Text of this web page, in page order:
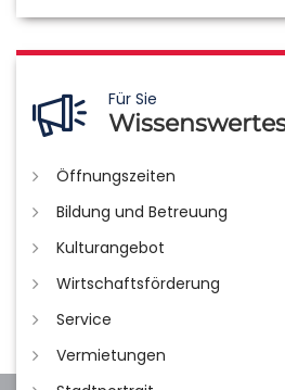
Für Sie
Öffnungszeiten
Bildung und Betreuung
Kulturangebot
Wirtschaftsförderung
Service
Vermietungen